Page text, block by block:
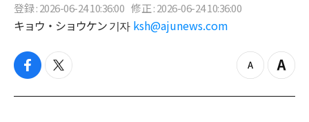
登録 : 2026-06-24 10:36:00 修正 : 2026-06-24 10:36:00
キョウ・ショウケン 기자 ksh@ajunews.com
f
c
t
i
z
o
Z
o